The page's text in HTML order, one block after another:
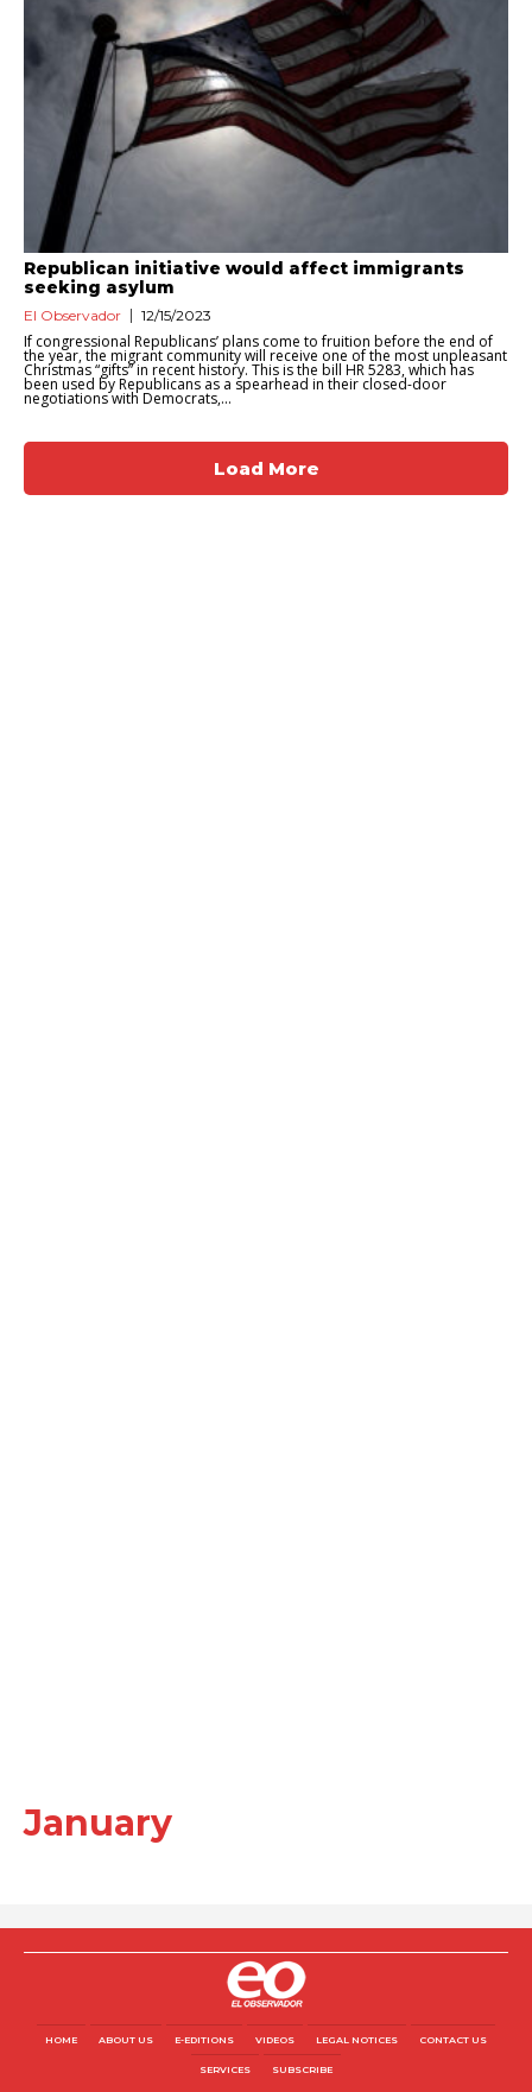
Republican initiative would affect immigrants
seeking asylum
El Observador 12/15/2023
If congressional Republicans’ plans come to fruition before the end of
the year, the migrant community will receive one of the most unpleasant
Christmas “gifts” in recent history. This is the bill HR 5283, which has
been used by Republicans as a spearhead in their closed-door
negotiations with Democrats,...
Load More
January
HOME ABOUT US E-EDITIONS VIDEOS LEGAL NOTICES CONTACT US
SERVICES SUBSCRIBE